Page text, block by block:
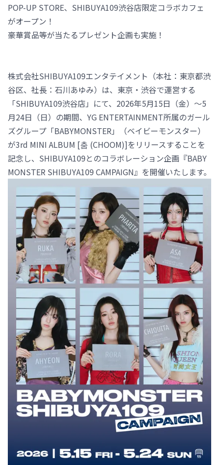
POP-UP STORE、SHIBUYA109渋谷店限定コラボカフェ
がオープン！
豪華賞品等が当たるプレゼント企画も実施！
株式会社SHIBUYA109エンタテイメント（本社：東京都渋
谷区、社長：石川あゆみ）は、東京・渋谷で運営する
「SHIBUYA109渋谷店」にて、2026年5月15日（金）～5
月24日（日）の期間、YG ENTERTAINMENT所属のガール
ズグループ「BABYMONSTER」（ベイビーモンスター）
が3rd MINI ALBUM [춤 (CHOOM)]をリリースすることを
記念し、SHIBUYA109とのコラボレーション企画『BABY
MONSTER SHIBUYA109 CAMPAIGN』を開催いたします。